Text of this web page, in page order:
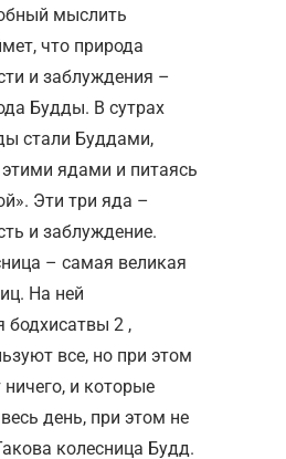
мыслить
что природа
и заблуждения –
Будды. В сутрах
стали Буддами,
ядами и питаясь
Эти три яда –
и заблуждение.
– самая великая
На ней
бодхисатвы 2 ,
все, но при этом
и которые
день, при этом не
колесница Будд.